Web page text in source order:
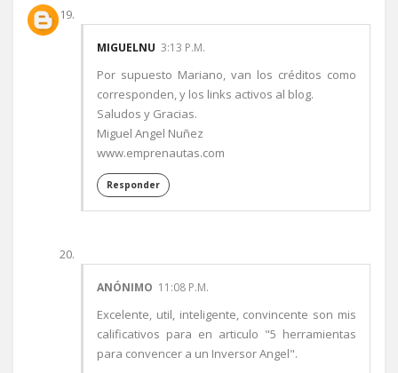
MIGUELNU 3:13 P.M.
Por supuesto Mariano, van los créditos como
corresponden, y los links activos al blog.
Saludos y Gracias.
Miguel Angel Nuñez
www.emprenautas.com
Responder
ANÓNIMO 11:08 P.M.
Excelente, util, inteligente, convincente son mis
calificativos para en articulo "5 herramientas
para convencer a un Inversor Angel".